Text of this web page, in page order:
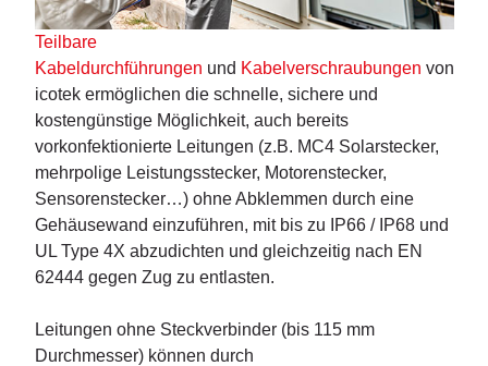
Teilbare
Kabeldurchführungen und Kabelverschraubungen von
icotek ermöglichen die schnelle, sichere und
kostengünstige Möglichkeit, auch bereits
vorkonfektionierte Leitungen (z.B. MC4 Solarstecker,
mehrpolige Leistungsstecker, Motorenstecker,
Sensorenstecker…) ohne Abklemmen durch eine
Gehäusewand einzuführen, mit bis zu IP66 / IP68 und
UL Type 4X abzudichten und gleichzeitig nach EN
62444 gegen Zug zu entlasten.
Leitungen ohne Steckverbinder (bis 115 mm
Durchmesser) können durch